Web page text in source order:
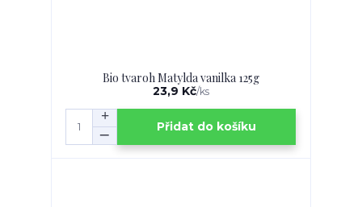
Bio tvaroh Matylda vanilka 125g
23,9 Kč/ks
Přidat do košíku